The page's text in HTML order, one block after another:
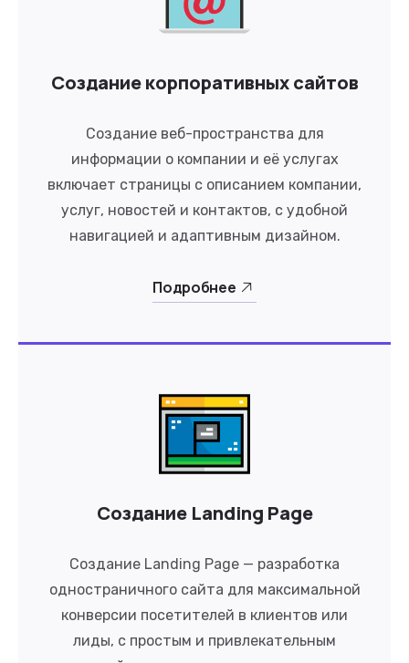
Создание корпоративных сайтов
Создание веб-пространства для
информации о компании и её услугах
включает страницы с описанием компании,
услуг, новостей и контактов, с удобной
навигацией и адаптивным дизайном.
Подробнее
Создание Landing Page
Создание Landing Page — разработка
одностраничного сайта для максимальной
конверсии посетителей в клиентов или
лиды, с простым и привлекательным